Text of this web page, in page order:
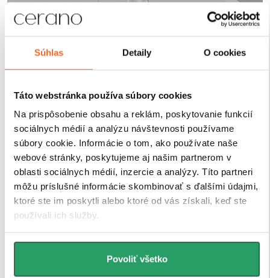
Súhlas Detaily O cookies
Táto webstránka používa súbory cookies
Na prispôsobenie obsahu a reklám, poskytovanie funkcií
sociálnych médií a analýzu návštevnosti používame
súbory cookie. Informácie o tom, ako používate naše
webové stránky, poskytujeme aj našim partnerom v
oblasti sociálnych médií, inzercie a analýzy. Títo partneri
môžu príslušné informácie skombinovať s ďalšími údajmi,
ktoré ste im poskytli alebo ktoré od vás získali, keď ste
používali ich služby.
Povoliť všetko
Robustné profily pre
maximálnu stabilitu
Sprchové kúty a zásteny CERANO sú vybavené
hrúbkou 1,5 cm , ktoré zaisťujúpevné uchytenie skla
a stabilitu celej konštrukcie. Vďakakompenzácii
drobných nerovností stien je inštalácia rýchla, presná
a bez nutnosti ďalších stavebných zásahov.
Antikorózna úpravanavyše garantuje dlhú životnosť
aj pri každodennom používaní v náročnom
kúpeľňovom prostredí.